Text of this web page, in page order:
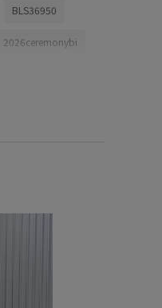
BLS36950
2026ceremonybi